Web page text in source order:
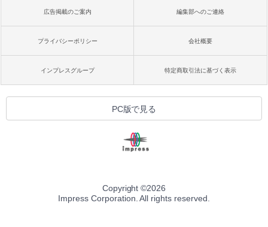
広告掲載のご案内 編集部へのご連絡
プライバシーポリシー 会社概要
インプレスグループ 特定商取引法に基づく表示
PC版で見る
Copyright ©2026
Impress Corporation. All rights reserved.